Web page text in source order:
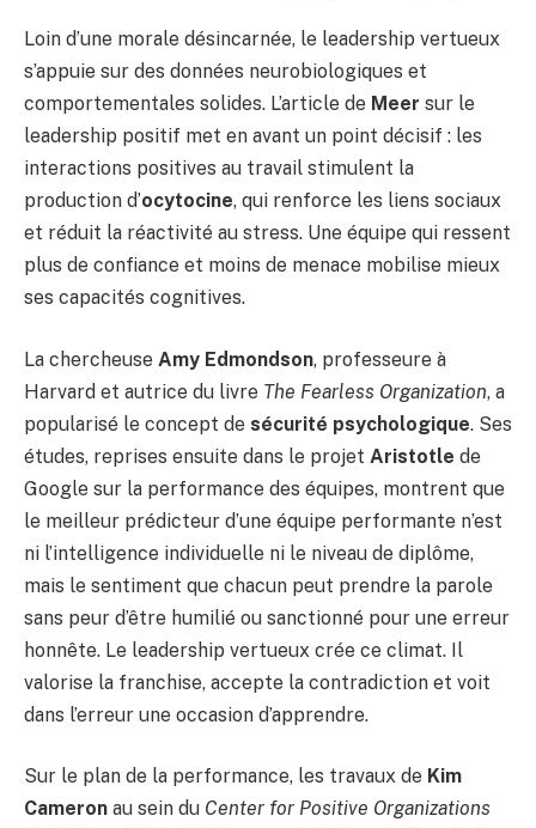
Loin d’une morale désincarnée, le leadership vertueux
s’appuie sur des données neurobiologiques et
comportementales solides. L’article de Meer sur le
leadership positif met en avant un point décisif : les
interactions positives au travail stimulent la
production d’ocytocine, qui renforce les liens sociaux
et réduit la réactivité au stress. Une équipe qui ressent
plus de confiance et moins de menace mobilise mieux
ses capacités cognitives.
La chercheuse Amy Edmondson, professeure à
Harvard et autrice du livre The Fearless Organization, a
popularisé le concept de sécurité psychologique. Ses
études, reprises ensuite dans le projet Aristotle de
Google sur la performance des équipes, montrent que
le meilleur prédicteur d’une équipe performante n’est
ni l’intelligence individuelle ni le niveau de diplôme,
mais le sentiment que chacun peut prendre la parole
sans peur d’être humilié ou sanctionné pour une erreur
honnête. Le leadership vertueux crée ce climat. Il
valorise la franchise, accepte la contradiction et voit
dans l’erreur une occasion d’apprendre.
Sur le plan de la performance, les travaux de Kim
Cameron au sein du Center for Positive Organizations